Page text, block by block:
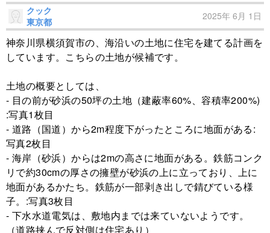
クック
東京都
2025年 6月 1日
神奈川県横須賀市の、海沿いの土地に住宅を建てる計画を
しています。こちらの土地が候補です。
土地の概要としては、
- 目の前が砂浜の50坪の土地（建蔽率60%、容積率200%)
:写真1枚目
- 道路（国道）から2m程度下がったところに地面がある:
写真2枚目
- 海岸（砂浜）からは2mの高さに地面がある。鉄筋コンク
リで約30cmの厚さの擁壁が砂浜の上に立っており、上に
地面があるかたち。鉄筋が一部剥き出しで錆びている様
子。:写真3枚目
- 下水水道電気は、敷地内までは来ていないようです。
（道路挟んで反対側は住宅あり）